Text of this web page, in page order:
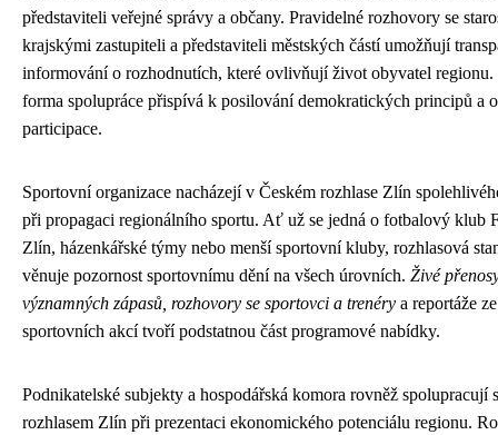
představiteli veřejné správy a občany. Pravidelné rozhovory se
krajskými zastupiteli a představiteli městských částí umožňují
informování o rozhodnutích, které ovlivňují život obyvatel regionu.
forma spolupráce přispívá k posilování demokratických principů a
participace.
Sportovní organizace nacházejí v Českém rozhlase Zlín
při propagaci regionálního sportu. Ať už se jedná o fotbalový klub
Zlín, házenkářské týmy nebo menší sportovní kluby, rozhlasová
věnuje pozornost sportovnímu dění na všech úrovních. Živé
významných zápasů, rozhovory se sportovci a trenéry a reportáže ze
sportovních akcí tvoří podstatnou část programové nabídky.
Podnikatelské subjekty a hospodářská komora rovněž spolupracují
rozhlasem Zlín při prezentaci ekonomického potenciálu regionu.